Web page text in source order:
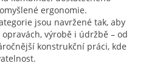
ergonomie.
jsou navržené tak, aby
výrobě i údržbě – od
konstrukční práci, kde